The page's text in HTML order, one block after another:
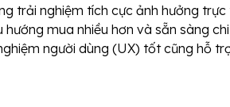
trải nghiệm tích cực ảnh hưởng
mua nhiều hơn và sẵn sàng
người dùng (UX) tốt cũng hỗ